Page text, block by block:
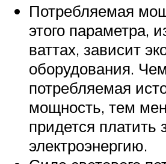
Потребляемая
этого параметра,
ваттах, зависит
оборудования.
потребляемая
мощность, тем
придется платить
электроэнергию.